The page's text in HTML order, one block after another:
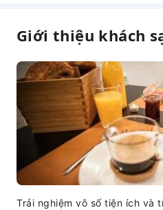
Giới thiệu khách
Trải nghiệm vô số tiện ích và